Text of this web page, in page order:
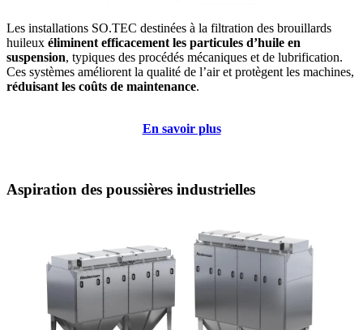
Les installations SO.TEC destinées à la filtration des brouillards
huileux éliminent efficacement les particules d’huile en
suspension, typiques des procédés mécaniques et de lubrification.
Ces systèmes améliorent la qualité de l’air et protègent les machines,
réduisant les coûts de maintenance.
En savoir plus
Aspiration des poussières industrielles